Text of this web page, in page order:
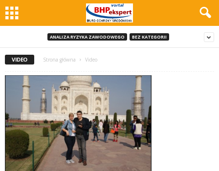
ANALIZA RYZYKA ZAWODOWEGO BEZ KATEGORII
VIDEO Strona główna Video